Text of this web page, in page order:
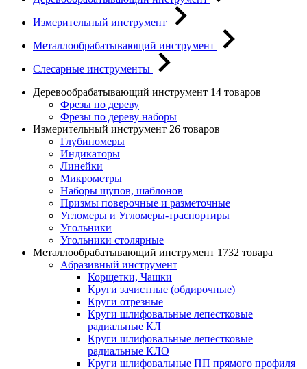
Измерительный инструмент
Металлообрабатывающий инструмент
Слесарные инструменты
Деревообрабатывающий инструмент 14 товаров
Фрезы по дереву
Фрезы по дереву наборы
Измерительный инструмент 26 товаров
Глубиномеры
Индикаторы
Линейки
Микрометры
Наборы щупов, шаблонов
Призмы поверочные и разметочные
Угломеры и Угломеры-траспортиры
Угольники
Угольники столярные
Металлообрабатывающий инструмент 1732 товара
Абразивный инструмент
Корщетки, Чашки
Круги зачистные (обдирочные)
Круги отрезные
Круги шлифовальные лепестковые
радиальные КЛ
Круги шлифовальные лепестковые
радиальные КЛО
Круги шлифовальные ПП прямого профиля